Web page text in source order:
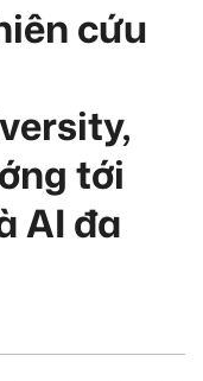
cứu
tới
AI đa